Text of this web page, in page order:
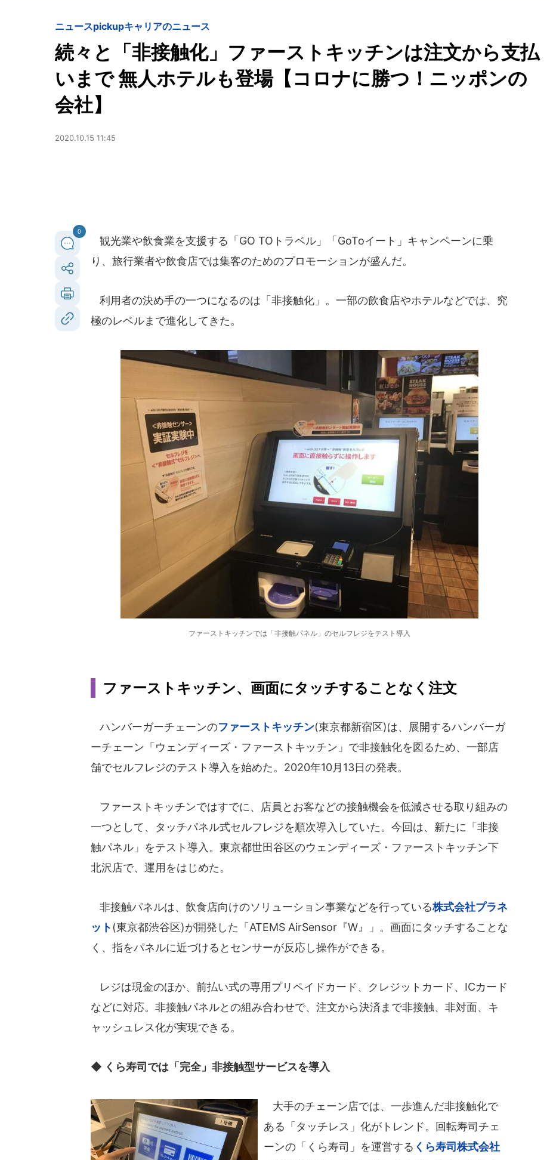
ニュースpickupキャリアのニュース
続々と「非接触化」ファーストキッチンは注文から支払
いまで 無人ホテルも登場【コロナに勝つ！ニッポンの
会社】
2020.10.15 11:45
0
観光業や飲食業を支援する「GO TOトラベル」「GoToイート」キャンペーンに乗
り、旅行業者や飲食店では集客のためのプロモーションが盛んだ。
利用者の決め手の一つになるのは「非接触化」。一部の飲食店やホテルなどでは、究
極のレベルまで進化してきた。
ファーストキッチンでは「非接触パネル」のセルフレジをテスト導入
ファーストキッチン、画面にタッチすることなく注文
ハンバーガーチェーンのファーストキッチン(東京都新宿区)は、展開するハンバーガ
ーチェーン「ウェンディーズ・ファーストキッチン」で非接触化を図るため、一部店
舗でセルフレジのテスト導入を始めた。2020年10月13日の発表。
ファーストキッチンではすでに、店員とお客などの接触機会を低減させる取り組みの
一つとして、タッチパネル式セルフレジを順次導入していた。今回は、新たに「非接
触パネル」をテスト導入。東京都世田谷区のウェンディーズ・ファーストキッチン下
北沢店で、運用をはじめた。
非接触パネルは、飲食店向けのソリューション事業などを行っている株式会社プラネ
ット (東京都渋谷区)が開発した「ATEMS AirSensor『W』」。画面にタッチすることな
く、指をパネルに近づけるとセンサーが反応し操作ができる。
レジは現金のほか、前払い式の専用プリペイドカード、クレジットカード、ICカード
などに対応。非接触パネルとの組み合わせで、注文から決済まで非接触、非対面、キ
ャッシュレス化が実現できる。
◆ くら寿司では「完全」非接触型サービスを導入
大手のチェーン店では、一歩進んだ非接触化で
ある「タッチレス」化がトレンド。回転寿司チェ
ーンの「くら寿司」を運営する くら寿司株式会社